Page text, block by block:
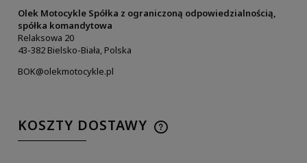
Olek Motocykle Spółka z ograniczoną odpowiedzialnością,
spółka komandytowa
Relaksowa 20
43-382 Bielsko-Biała, Polska
BOK@olekmotocykle.pl
KOSZTY DOSTAWY